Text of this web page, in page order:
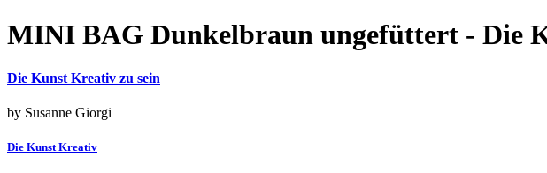
MINI BAG Dunkelbraun ungefüttert - Die
Die Kunst Kreativ zu sein
by Susanne Giorgi
Die Kunst Kreativ